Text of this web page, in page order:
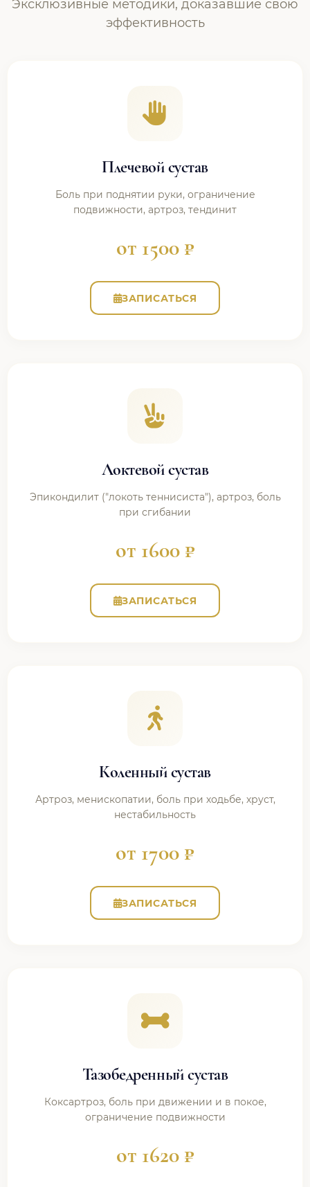
Эксклюзивные методики, доказавшие свою
эффективность
Плечевой сустав
Боль при поднятии руки, ограничение
подвижности, артроз, тендинит
от 1500 ₽
ЗАПИСАТЬСЯ
Локтевой сустав
Эпикондилит ("локоть теннисиста"), артроз, боль
при сгибании
от 1600 ₽
ЗАПИСАТЬСЯ
Коленный сустав
Артроз, менископатии, боль при ходьбе, хруст,
нестабильность
от 1700 ₽
ЗАПИСАТЬСЯ
Тазобедренный сустав
Коксартроз, боль при движении и в покое,
ограничение подвижности
от 1620 ₽